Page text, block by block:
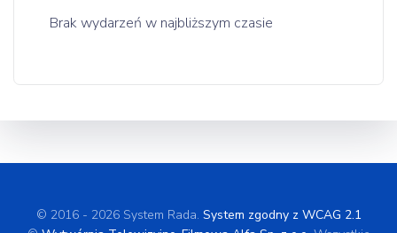
Brak wydarzeń w najbliższym czasie
© 2016 - 2026 System Rada. System zgodny z WCAG 2.1